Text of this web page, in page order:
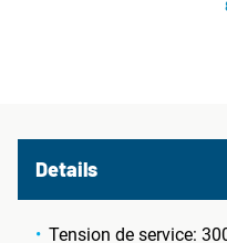
Details
Tension de service: